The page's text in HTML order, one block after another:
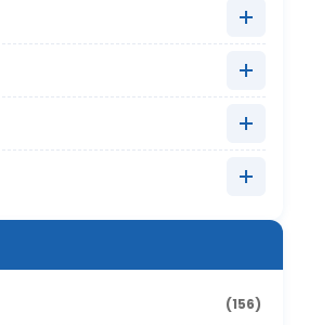
(4)
(6)
(17)
(7)
(8)
(12)
(19)
(12)
(16)
(7)
(17)
(17)
(16)
(12)
(11)
(17)
(21)
(9)
(11)
(12)
(13)
(19)
(12)
(15)
(22)
(10)
(15)
(17)
(22)
(30)
(20)
(44)
(19)
(24)
(13)
(156)